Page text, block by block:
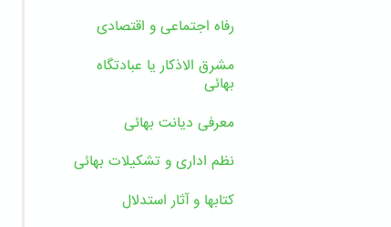
رفاه اجتماعی و اقتصادی
مشرق الاذکار یا عبادتگاه
بهائی
معرفی دیانت بهائی
نظم اداری و تشکیلات بهائی
کتابها و آثار استدلال